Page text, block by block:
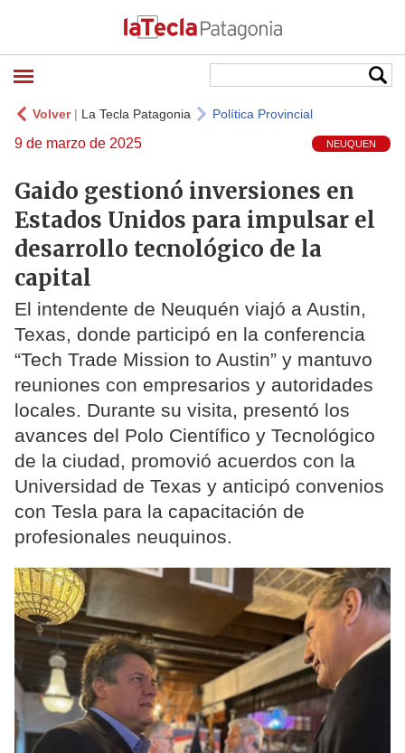
Volver| La Tecla Patagonia Política Provincial
9 de marzo de 2025 NEUQUEN
Gaido gestionó inversiones en
Estados Unidos para impulsar el
desarrollo tecnológico de la
capital
El intendente de Neuquén viajó a Austin,
Texas, donde participó en la conferencia
“Tech Trade Mission to Austin” y mantuvo
reuniones con empresarios y autoridades
locales. Durante su visita, presentó los
avances del Polo Científico y Tecnológico
de la ciudad, promovió acuerdos con la
Universidad de Texas y anticipó convenios
con Tesla para la capacitación de
profesionales neuquinos.